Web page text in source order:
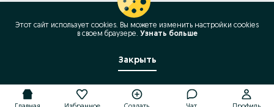
Этот сайт использует cookies. Вы можете изменить настройки cookies
в своeм браузере. Узнать больше
Закрыть